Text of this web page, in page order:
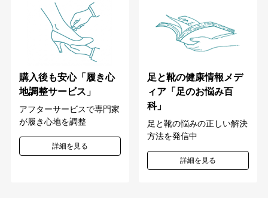
購入後も安心「履き心
地調整サービス」
アフターサービスで専門家
が履き心地を調整
詳細を見る
足と靴の健康情報メデ
ィア「足のお悩み百
科」
足と靴の悩みの正しい解決
方法を発信中
詳細を見る